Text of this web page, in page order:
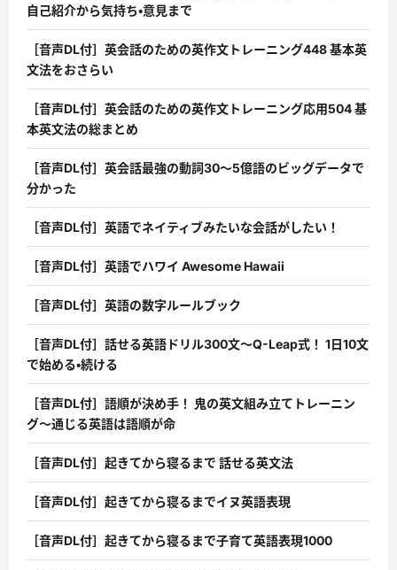
自己紹介から気持ち・意見まで
［音声DL付］英会話のための英作文トレーニング448 基本英
文法をおさらい
［音声DL付］英会話のための英作文トレーニング応用504 基
本英文法の総まとめ
［音声DL付］英会話最強の動詞30〜5億語のビッグデータで
分かった
［音声DL付］英語でネイティブみたいな会話がしたい！
［音声DL付］英語でハワイ Awesome Hawaii
［音声DL付］英語の数字ルールブック
［音声DL付］話せる英語ドリル300文〜Q-Leap式！ 1日10文
で始める・続ける
［音声DL付］語順が決め手！ 鬼の英文組み立てトレーニン
グ〜通じる英語は語順が命
［音声DL付］起きてから寝るまで 話せる英文法
［音声DL付］起きてから寝るまでイヌ英語表現
［音声DL付］起きてから寝るまで子育て英語表現1000